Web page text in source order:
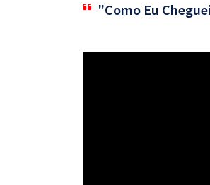
"Como Eu